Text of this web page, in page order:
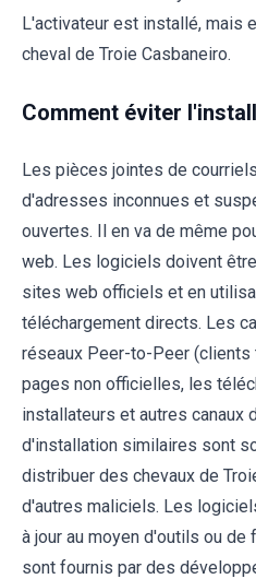
L'activateur est installé, mais
cheval de Troie Casbaneiro.
Comment éviter
Les pièces jointes de
d'adresses inconnues et
ouvertes. Il en va de même
web. Les logiciels doivent
sites web officiels et en
téléchargement directs. Les
réseaux Peer-to-Peer (clients
pages non officielles, les
installateurs et autres canaux
d'installation similaires sont
distribuer des chevaux de
d'autres maliciels. Les
à jour au moyen d'outils ou
sont fournis par des